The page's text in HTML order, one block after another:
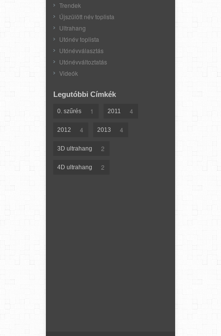
Trendek
Újszülött név toplista
Ultrahang
Utónév toplista
Utónévválasztás
Utónévváltoztatás
Videók
Legutóbbi Címkék
0. szűrés 1 2011 4
2012 4 2013 4
3D ultrahang 2
4D ultrahang 2